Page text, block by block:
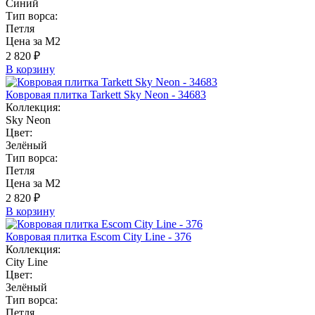
Синий
Тип ворса:
Петля
Цена за М2
2 820 ₽
В корзину
Ковровая плитка Tarkett Sky Neon - 34683
Коллекция:
Sky Neon
Цвет:
Зелёный
Тип ворса:
Петля
Цена за М2
2 820 ₽
В корзину
Ковровая плитка Escom City Line - 376
Коллекция:
City Line
Цвет:
Зелёный
Тип ворса:
Петля